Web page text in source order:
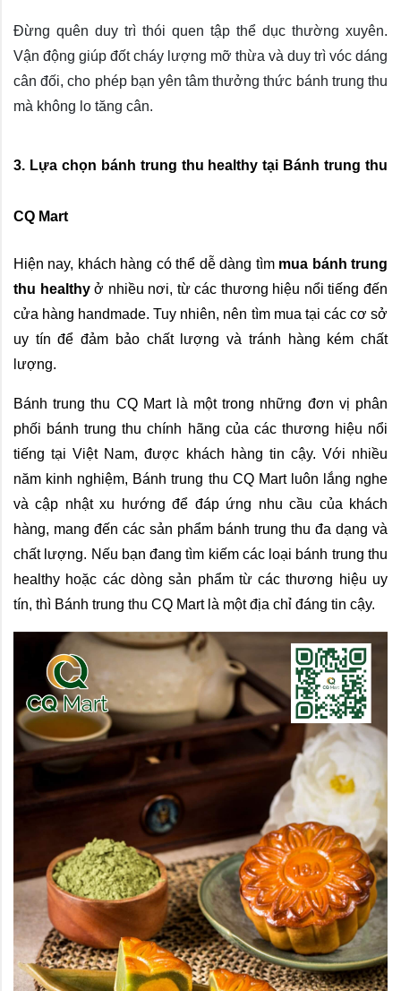
Đừng quên duy trì thói quen tập thể dục thường xuyên.
Vận động giúp đốt cháy lượng mỡ thừa và duy trì vóc dáng
cân đối, cho phép bạn yên tâm thưởng thức bánh trung thu
mà không lo tăng cân.
3. Lựa chọn bánh trung thu healthy tại Bánh trung thu
CQ Mart
Hiện nay, khách hàng có thể dễ dàng tìm mua bánh trung
thu healthy ở nhiều nơi, từ các thương hiệu nổi tiếng đến
cửa hàng handmade. Tuy nhiên, nên tìm mua tại các cơ sở
uy tín để đảm bảo chất lượng và tránh hàng kém chất
lượng.
Bánh trung thu CQ Mart là một trong những đơn vị phân
phối bánh trung thu chính hãng của các thương hiệu nổi
tiếng tại Việt Nam, được khách hàng tin cậy. Với nhiều
năm kinh nghiệm, Bánh trung thu CQ Mart luôn lắng nghe
và cập nhật xu hướng để đáp ứng nhu cầu của khách
hàng, mang đến các sản phẩm bánh trung thu đa dạng và
chất lượng. Nếu bạn đang tìm kiếm các loại bánh trung thu
healthy hoặc các dòng sản phẩm từ các thương hiệu uy
tín, thì Bánh trung thu CQ Mart là một địa chỉ đáng tin cậy.